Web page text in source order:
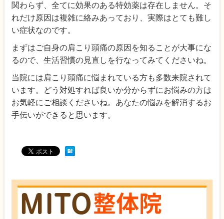
関わらず、全てに効果のある特効薬は存在しません。そ
れだけ原因は複雑に絡みあっており、実際はとても難し
い症状なのです。
まずはご自身の肩こり頭痛の原因を知ることが大事にな
るので、生活習慣の見直しを行なってみてくださいね。
当院には肩こり頭痛に悩まれている方も多数来院されて
います。どう対処すれば良いか分からずにお悩みの方は
お気軽にご相談くださいね。あなたの悩みを解消するお
手伝いができると思います。